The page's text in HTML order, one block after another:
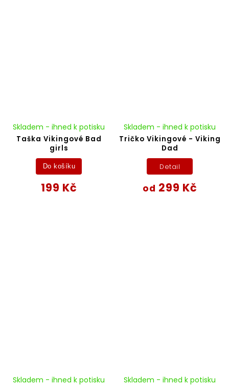
Taška Vikingové Bad
girls
Skladem - ihned k potisku
199 Kč
Do košíku
Tričko Vikingové - Viking
Dad
Skladem - ihned k potisku
od 299 Kč
Detail
Skladem - ihned k potisku Skladem - ihned k potisku